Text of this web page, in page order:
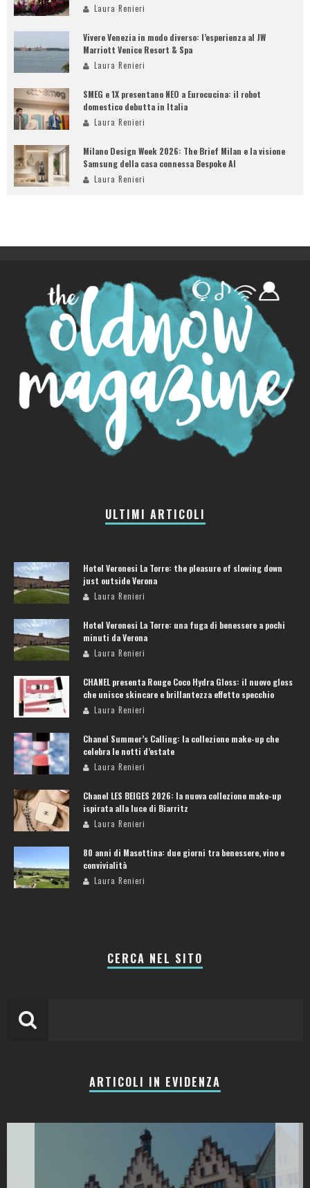
Laura Renieri
Vivere Venezia in modo diverso: l’esperienza al JW
Marriott Venice Resort & Spa
Laura Renieri
SMEG e 1X presentano NEO a Eurocucina: il robot
domestico debutta in Italia
Laura Renieri
Milano Design Week 2026: The Brief Milan e la visione
Samsung della casa connessa Bespoke AI
Laura Renieri
ULTIMI ARTICOLI
Hotel Veronesi La Torre: the pleasure of slowing down
just outside Verona
Laura Renieri
Hotel Veronesi La Torre: una fuga di benessere a pochi
minuti da Verona
Laura Renieri
CHANEL presenta Rouge Coco Hydra Gloss: il nuovo gloss
che unisce skincare e brillantezza effetto specchio
Laura Renieri
Chanel Summer’s Calling: la collezione make-up che
celebra le notti d’estate
Laura Renieri
Chanel LES BEIGES 2026: la nuova collezione make-up
ispirata alla luce di Biarritz
Laura Renieri
80 anni di Masottina: due giorni tra benessere, vino e
convivialità
Laura Renieri
CERCA NEL SITO
ARTICOLI IN EVIDENZA